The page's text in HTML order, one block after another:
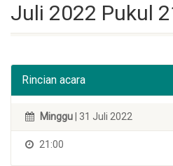
Juli 2022 Pukul
Rincian acara
Minggu | 31 Juli 2022
21:00